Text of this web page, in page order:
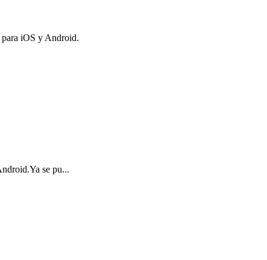
para iOS y Android.
se pu...